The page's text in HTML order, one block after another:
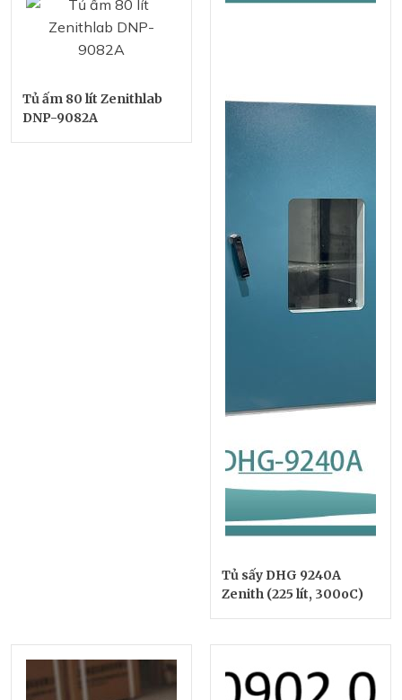
Tủ ấm 80 lít Zenithlab
DNP-9082A
Tủ sấy DHG 9240A
Zenith (225 lít, 300oC)